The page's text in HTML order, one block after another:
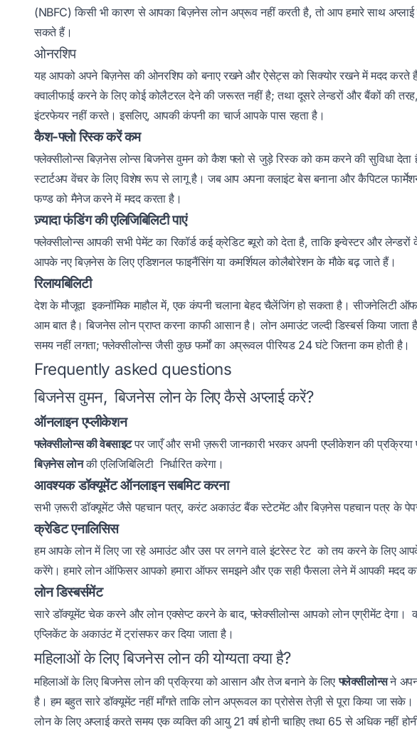
(NBFC) किसी भी कारण से आपका बिज़नेस लोन अप्रूव नहीं करती है, तो आप हमारे साथ
सकते हैं।
ओनरशिप
यह आपको अपने बिज़नेस की ओनरशिप को बनाए रखने और ऐसेट्स को सिक्योर रखने में मदद करते
क्वालीफाई करने के लिए कोई कोलैटरल देने की जरूरत नहीं है; तथा दूसरे लेन्डरों और बैंकों की
इंटरफेयर नहीं करते। इसलिए, आपकी कंपनी का चार्ज आपके पास रहता है।
कैश-फ्लो रिस्क करें कम
फ्लेक्सीलोन्सबिज़नेस लोन्स बिजनेस वुमन को कैश फ्लो से जुड़े रिस्क को कम करने की सुविधा देता
स्टार्टअप वेंचर के लिए विशेष रूप से लागू है। जब आप अपना क्लाइंट बेस बनाना और कैपिटल
फण्ड को मैनेज करने में मदद करता है।
ज़्यादा फंडिंग की एलिजिबिलिटी पाएं
फ्लेक्सीलोन्स आपकी सभी पेमेंट का रिकॉर्ड कई क्रेडिट ब्यूरो को देता है, ताकि इन्वेस्टर और
आपके नए बिज़नेस के लिए एडिशनल फाइनैंसिंग या कमर्शियल कोलैबोरेशन के मौके बढ़ जाते हैं।
रिलायबिलिटी
देश के मौजूदा इकनॉमिक माहौल में, एक कंपनी चलाना बेहद चैलेंजिंग हो सकता है। सीजनेलिटी
आम बात है। बिजनेस लोन प्राप्त करना काफी आसान है। लोन अमाउंट जल्दी डिस्बर्स किया जाता
समय नहीं लगता;फ्लेक्सीलोन्सजैसी कुछ फर्मों का अप्रूवल पीरियड 24 घंटे जितना कम होती है।
Frequently asked questions
बिजनेस वुमन, बिजनेस लोन के लिए कैसे अप्लाई करें?
ऑनलाइन एप्लीकेशन
फ्लेक्सीलोन्स की वेबसाइटपर जाएँ और सभी ज़रूरी जानकारी भरकर अपनी एप्लीकेशन की
बिज़नेस लोनकी एलिजिबिलिटी निर्धारित करेगा।
आवश्यक डॉक्यूमेंट ऑनलाइन सबमिट करना
सभी ज़रूरी डॉक्यूमेंट जैसे पहचान पत्र, करंट अकाउंट बैंक स्टेटमेंट और बिज़नेस पहचान पत्र के
क्रेडिट एनालिसिस
हम आपके लोन में लिए जा रहे अमाउंट और उस पर लगने वाले इंटरेस्ट रेट को तय करने के लिए
करेंगे। हमारे लोन ऑफिसर आपको हमारा ऑफर समझने और एक सही फैसला लेने में आपकी मदद
लोन डिस्बर्समेंट
सारे डॉक्यूमेंट चेक करने और लोन एक्सेप्ट करने के बाद, फ्लेक्सीलोन्स आपको लोन एग्रीमेंट देगा।
एप्लिकेंट के अकाउंट में ट्रांसफर कर दिया जाता है।
महिलाओं के लिए बिजनेस लोन की योग्यता क्या है?
महिलाओं के लिए बिजनेस लोन की प्रक्रिया को आसान और तेज बनाने के लिएफ्लेक्सीलोन्सने
है। हम बहुत सारे डॉक्यूमेंट नहीं माँगते ताकि लोन अप्रूवल का प्रोसेस तेज़ी से पूरा किया जा सके।
लोन के लिए अप्लाई करते समय एक व्यक्ति की आयु 21 वर्ष होनी चाहिए तथा 65 से अधिक नहीं